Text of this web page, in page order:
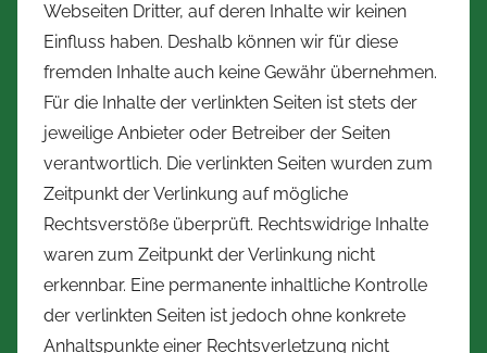
Webseiten Dritter, auf deren Inhalte wir keinen
Einfluss haben. Deshalb können wir für diese
fremden Inhalte auch keine Gewähr übernehmen.
Für die Inhalte der verlinkten Seiten ist stets der
jeweilige Anbieter oder Betreiber der Seiten
verantwortlich. Die verlinkten Seiten wurden zum
Zeitpunkt der Verlinkung auf mögliche
Rechtsverstöße überprüft. Rechtswidrige Inhalte
waren zum Zeitpunkt der Verlinkung nicht
erkennbar. Eine permanente inhaltliche Kontrolle
der verlinkten Seiten ist jedoch ohne konkrete
Anhaltspunkte einer Rechtsverletzung nicht